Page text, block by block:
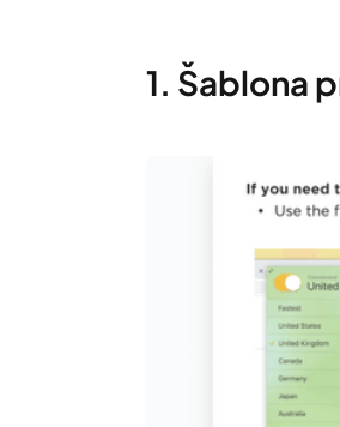
1. Šablona